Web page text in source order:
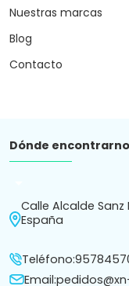
Nuestras marcas
Blog
Contacto
Dónde
Calle Alcalde Sanz
España
Teléfono:
Email: